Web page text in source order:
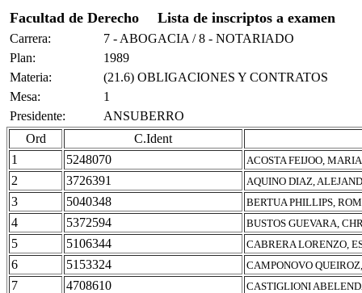
Facultad de Derecho Lista de inscriptos a examen
Carrera:
7 - ABOGACIA / 8 - NOTARIADO
Plan:
1989
Materia:
(21.6) OBLIGACIONES Y CONTRATOS
Mesa:
1
Presidente:
ANSUBERRO
Ord
C.Ident
1
5248070 ACOSTA FEIJOO,
2 3726391 AQUINO DIAZ,
3 5040348 BERTUA PHILLIPS,
4 5372594 BUSTOS GUEVARA,
5 5106344 CABRERA LORENZO,
6 5153324 CAMPONOVO
7 4708610 CASTIGLIONI